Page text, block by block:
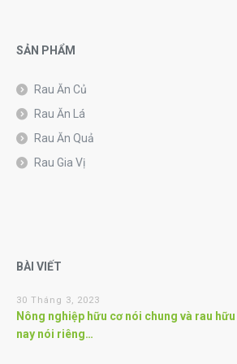
SẢN PHẨM
Rau Ăn Củ
Rau Ăn Lá
Rau Ăn Quả
Rau Gia Vị
BÀI VIẾT
30 Tháng 3, 2023
Nông nghiệp hữu cơ nói chung và rau
nay nói riêng…